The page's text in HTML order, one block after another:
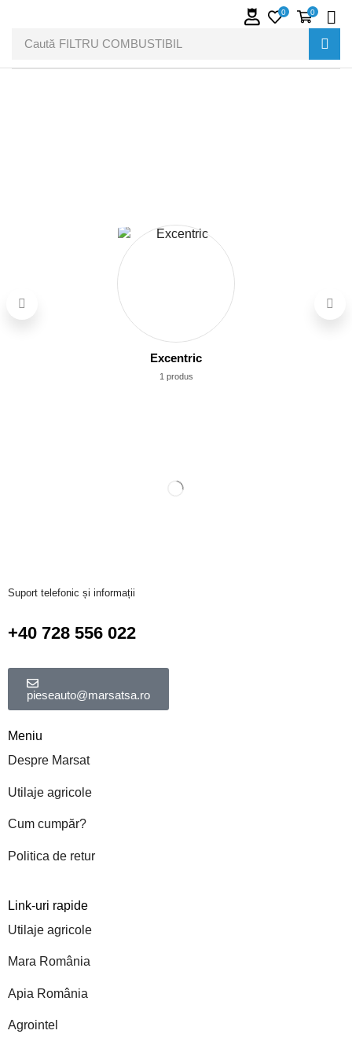
Caută FILTRU COMBUSTIBIL
0 0
Excentric
1 produs
Suport telefonic și informații
+40 728 556 022
pieseauto@marsatsa.ro
Meniu
Despre Marsat
Utilaje agricole
Cum cumpăr?
Politica de retur
Link-uri rapide
Utilaje agricole
Mara România
Apia România
Agrointel